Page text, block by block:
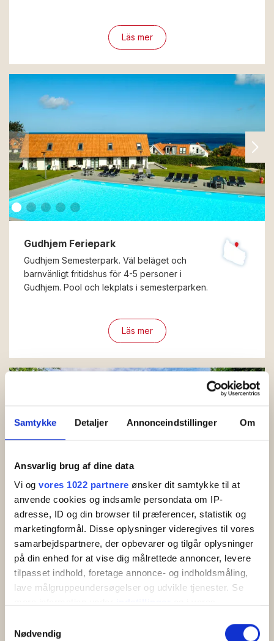
Samtykke Detaljer Annonceindstillinger Om
Ansvarlig brug af dine data
Vi og vores 1022 partnere ønsker dit samtykke til at
anvende cookies og indsamle persondata om IP-
adresse, ID og din browser til præferencer, statistik og
marketingformål. Disse oplysninger videregives til vores
samarbejdspartnere, der opbevarer og tilgår oplysninger
på din enhed for at vise dig målrettede annoncer, levere
tilpasset indhold, foretage annonce- og indholdsmåling,
lave målgruppeundersøgelser og udvikle tjenester. Se
tilbage eller ændre indstillinger fra vores
Nødvendig
Läs mer
Gudhjem Feriepark
Gudhjem Semesterpark. Väl beläget och
barnvänligt fritidshus för 4-5 personer i
Gudhjem. Pool och lekplats i semesterparken.
Läs mer
Hasle Semesterpark
Hasle Semesterpark. Härliga fritidshus för 4-5
personer belägna i Hasle Lystskov - mitt i
skogen och nära stranden. Pool, barnpool och…